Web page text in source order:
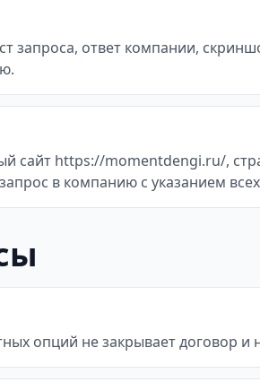
запроса, ответ компании,
сайт https://momentdengi.ru/,
в компанию с указанием
опций не закрывает договор и